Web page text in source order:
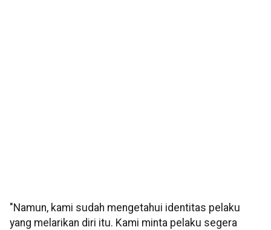
"Namun, kami sudah mengetahui identitas pelaku
yang melarikan diri itu. Kami minta pelaku segera